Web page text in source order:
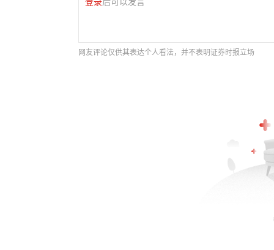
网友评论仅供其表达个人看法，并不表明证券时报立场